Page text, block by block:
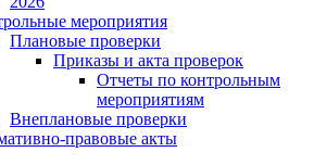
мероприятия
Плановые проверки
Приказы и акта проверок
Отчеты по контрольным
мероприятиям
Внеплановые проверки
правовые акты